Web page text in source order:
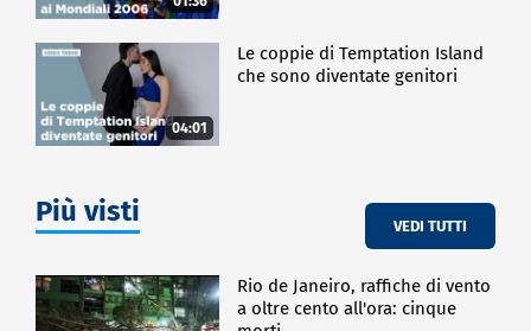
04:01
Le coppie di Temptation Island
che sono diventate genitori
Più visti VEDI TUTTI
Rio de Janeiro, raffiche di vento
a oltre cento all'ora: cinque